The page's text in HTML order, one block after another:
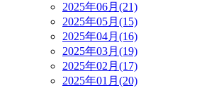
2025年06月(21)
2025年05月(15)
2025年04月(16)
2025年03月(19)
2025年02月(17)
2025年01月(20)